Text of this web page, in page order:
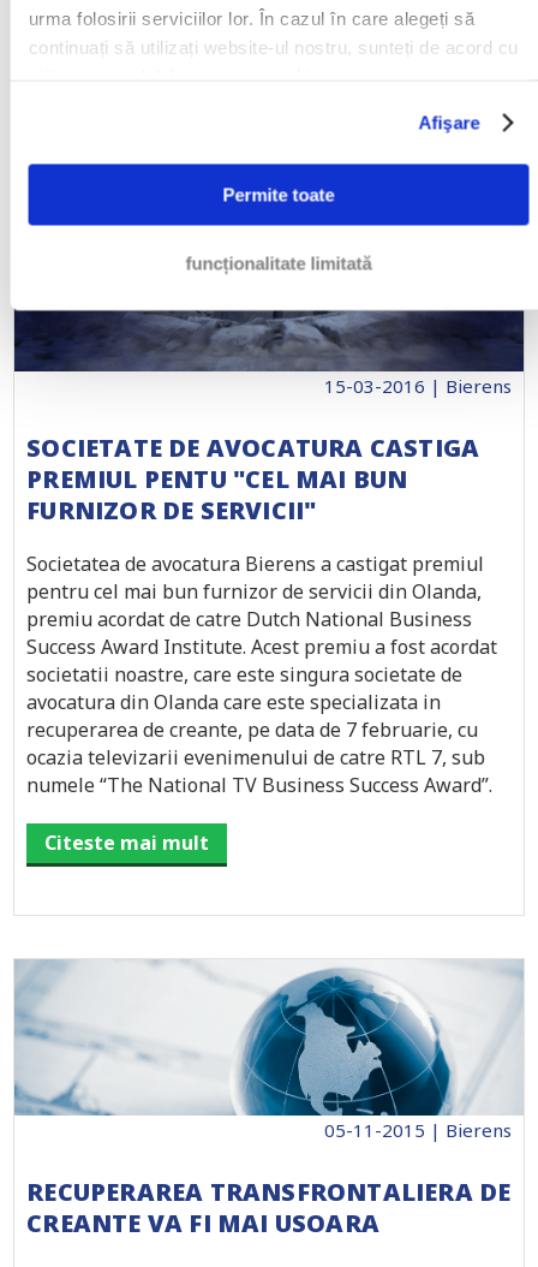
urma folosirii serviciilor lor. În cazul în care alegeți să
continuați să utilizați website-ul nostru, sunteți de acord cu
Afişare
Permite toate
funcționalitate limitată
Citeste mai mult
15-03-2016 | Bierens
SOCIETATE DE AVOCATURA CASTIGA
PREMIUL PENTU "CEL MAI BUN
FURNIZOR DE SERVICII"
Societatea de avocatura Bierens a castigat premiul
pentru cel mai bun furnizor de servicii din Olanda,
premiu acordat de catre Dutch National Business
Success Award Institute. Acest premiu a fost acordat
societatii noastre, care este singura societate de
avocatura din Olanda care este specializata in
recuperarea de creante, pe data de 7 februarie, cu
ocazia televizarii evenimenului de catre RTL 7, sub
numele “The National TV Business Success Award”.
Citeste mai mult
05-11-2015 | Bierens
RECUPERAREA TRANSFRONTALIERA DE
CREANTE VA FI MAI USOARA